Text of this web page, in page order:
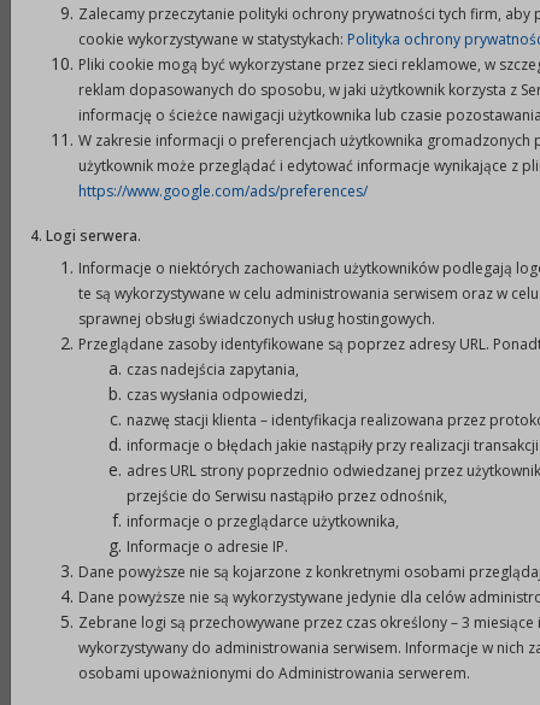
działalności pożytku publicznego i o wolontariacie.
Zgłoszenia kandydatów na członków komisji
konkursowych należy dokonać w formie pisemnej,
na formularzu zgłoszenia, stanowiącym załącznik
do niniejszego ogłoszenia i złożyć w Urzędzie
Miejskim w Prudniku, ul. Kościuszki 3, 48-200
ZASTĘPCA BURMISTRZA
Jarosław Szóstka
Ogłoszenie o naborze na członków komisji
konkursowych w 2022 roku.pdf (565,42KB)
Formularz zgłoszeniowy do pobrania:
Formularz zgłoszenia.doc (44,00KB)
XML
Zalecamy przeczytanie polityki ochrony prywatności tych firm, aby
cookie wykorzystywane w statystykach: Polityka ochrony
Pliki cookie mogą być wykorzystane przez sieci reklamowe, w
reklam dopasowanych do sposobu, w jaki użytkownik korzysta z
informację o ścieżce nawigacji użytkownika lub czasie
W zakresie informacji o preferencjach użytkownika gromadzonych
użytkownik może przeglądać i edytować informacje wynikające z
https://www.google.com/ads/preferences/
4. Logi serwera.
Informacje o niektórych zachowaniach użytkowników podlegają
te są wykorzystywane w celu administrowania serwisem oraz w
sprawnej obsługi świadczonych usług hostingowych.
Przeglądane zasoby identyfikowane są poprzez adresy URL.
czas nadejścia zapytania,
czas wysłania odpowiedzi,
nazwę stacji klienta – identyfikacja realizowana przez
informacje o błędach jakie nastąpiły przy realizacji transakcji
adres URL strony poprzednio odwiedzanej przez
przejście do Serwisu nastąpiło przez odnośnik,
informacje o przeglądarce użytkownika,
Informacje o adresie IP.
Dane powyższe nie są kojarzone z konkretnymi osobami
Dane powyższe nie są wykorzystywane jedynie dla celów
Zebrane logi są przechowywane przez czas określony – 3 miesiące
wykorzystywany do administrowania serwisem. Informacje w nich
osobami upoważnionymi do Administrowania serwerem.